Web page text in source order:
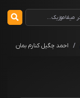
/ احمد چگیل کنارم بمان